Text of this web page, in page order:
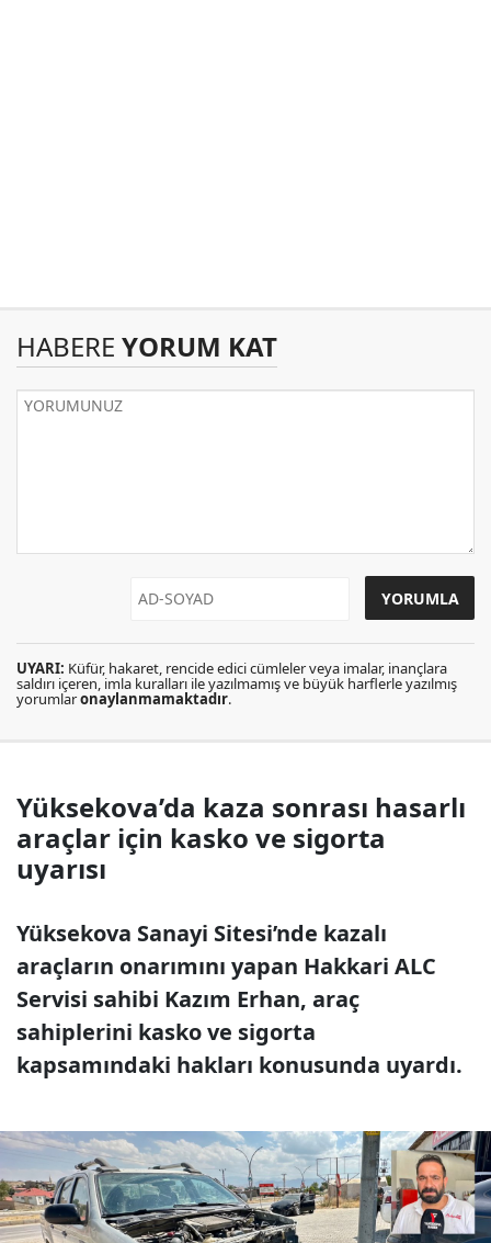
HABERE YORUM KAT
UYARI: Küfür, hakaret, rencide edici cümleler veya imalar, inançlara
saldırı içeren, imla kuralları ile yazılmamış ve büyük harflerle yazılmış
yorumlaronaylanmamaktadır.
Yüksekova’da kaza sonrası hasarlı
araçlar için kasko ve sigorta
uyarısı
Yüksekova Sanayi Sitesi’nde kazalı
araçların onarımını yapan Hakkari ALC
Servisi sahibi Kazım Erhan, araç
sahiplerini kasko ve sigorta
kapsamındaki hakları konusunda uyardı.